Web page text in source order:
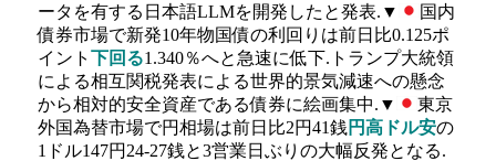
ータを有する日本語LLMを開発したと発表.▼
国内
債券市場で新発10年物国債の利回りは前日比0.125ポ
イント 下回る1.340％へと急速に低下.トランプ大統領
による相互関税発表による世界的景気減速への懸念
から相対的安全資産である債券に絵画集中.▼
東京
外国為替市場で円相場は前日比2円41銭 円高ドル安の
1ドル147円24-27銭と3営業日ぶりの大幅反発となる.